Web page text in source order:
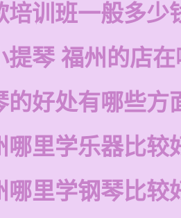
培训班一般多少
提琴 福州的店
的好处有哪些方
哪里学乐器比较
哪里学钢琴比较